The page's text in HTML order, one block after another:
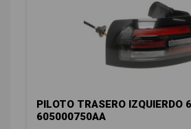
PILOTO TRASERO IZQUIERDO
605000750AA